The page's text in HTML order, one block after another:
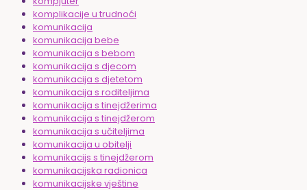
komplikacije u trudnoći
komunikacija
komunikacija bebe
komunikacija s bebom
komunikacija s djecom
komunikacija s djetetom
komunikacija s roditeljima
komunikacija s tinejdžerima
komunikacija s tinejdžerom
komunikacija s učiteljima
komunikacija u obitelji
komunikacijs s tinejdžerom
komunikacijska radionica
komunikacijske vještine